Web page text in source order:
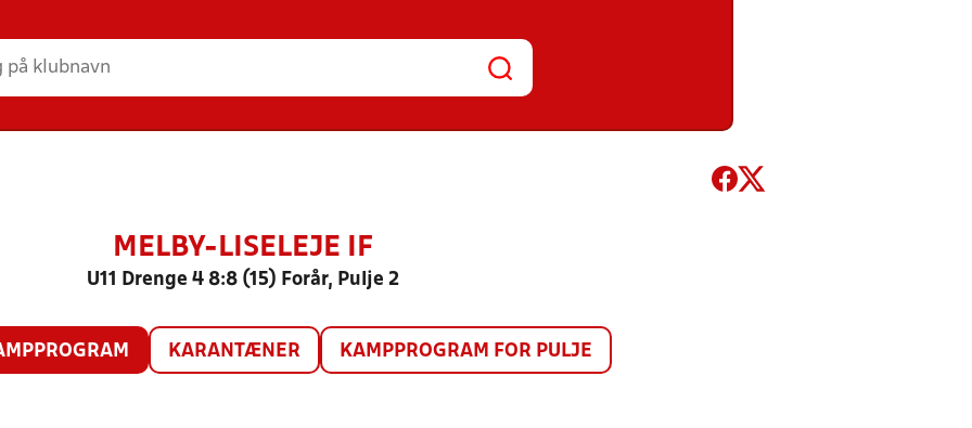
MELBY-LISELEJE IF
U11 Drenge 4 8:8 (15) Forår, Pulje 2
KARANTÆNER KAMPPROGRAM FOR PULJE